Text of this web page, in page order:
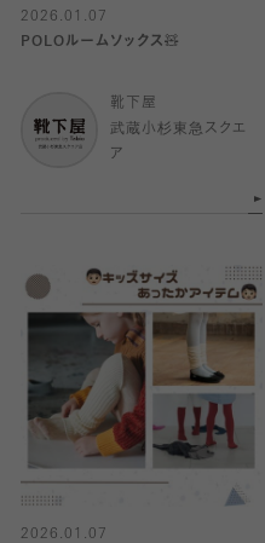
2026.01.07
POLOルームソックス🧸
靴下屋
武蔵小杉東急スクエ
ア
2026.01.07